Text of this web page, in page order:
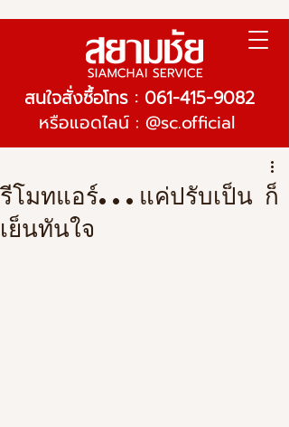
สนใจสั่งซื้อโทร : 061-415-9082
หรือแอดไลน์ : @sc.official
รีโมทแอร์...แค่ปรับเป็น ก็
เย็นทันใจ